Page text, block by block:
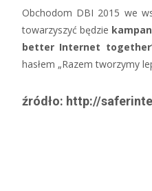
Obchodom DBI 2015 we
towarzyszyć będzie
better Internet
hasłem „Razem tworzymy
źródło: http://